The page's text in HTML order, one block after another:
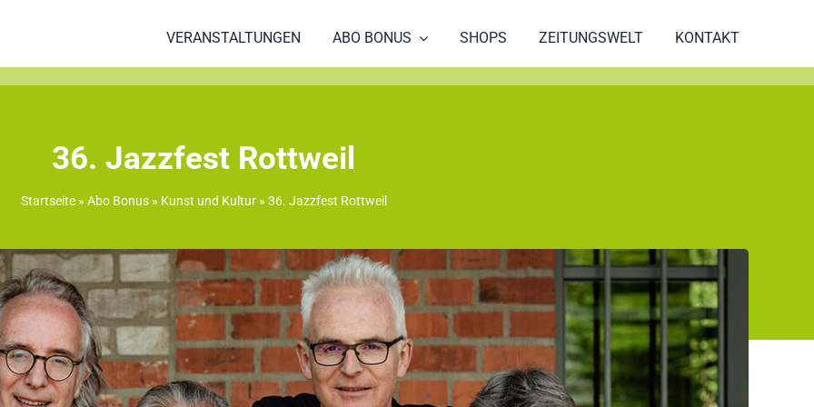
VERANSTALTUNGEN ABO BONUS SHOPS ZEITUNGSWELT KONTAKT
36. Jazzfest Rottweil
Startseite» Abo Bonus» Kunst und Kultur» 36. Jazzfest Rottweil